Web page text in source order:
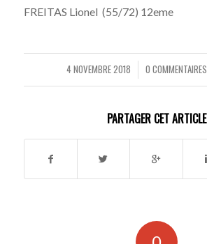
FREITAS Lionel (55/72) 12eme
4 NOVEMBRE 2018
/ 0 COMMENTAIRES
/
PARTAGER CET ARTICLE